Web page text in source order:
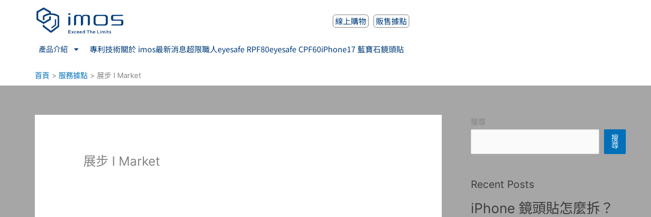
線上購物 販售據點
產品介紹 專利技術關於 imos最新消息超限職人eyesafe RPF80eyesafe CPF60iPhone17 藍寶石鏡頭貼
首頁 服務據點 展步 I Market
展步 I Market
搜尋
搜
尋
Recent Posts
iPhone 鏡頭貼怎麼拆？